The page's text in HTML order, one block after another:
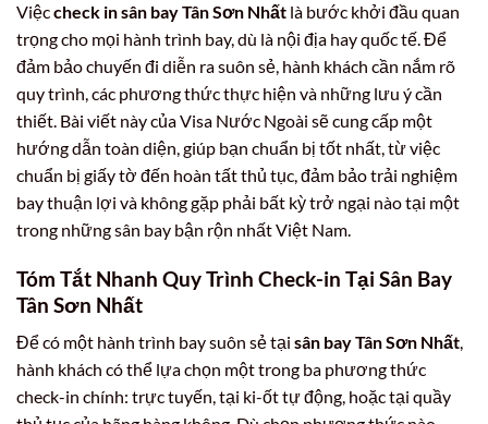
Việccheck in sân bay Tân Sơn Nhất là bước khởi đầu quan
trọng cho mọi hành trình bay, dù là nội địa hay quốc tế. Để
đảm bảo chuyến đi diễn ra suôn sẻ, hành khách cần nắm rõ
quy trình, các phương thức thực hiện và những lưu ý cần
thiết. Bài viết này của Visa Nước Ngoài sẽ cung cấp một
hướng dẫn toàn diện, giúp bạn chuẩn bị tốt nhất, từ việc
chuẩn bị giấy tờ đến hoàn tất thủ tục, đảm bảo trải nghiệm
bay thuận lợi và không gặp phải bất kỳ trở ngại nào tại một
trong những sân bay bận rộn nhất Việt Nam.
Tóm Tắt Nhanh Quy Trình Check-in Tại Sân Bay
Tân Sơn Nhất
Để có một hành trình bay suôn sẻ tại sân bay Tân Sơn Nhất,
hành khách có thể lựa chọn một trong ba phương thức
check-in chính: trực tuyến, tại ki-ốt tự động, hoặc tại quầy